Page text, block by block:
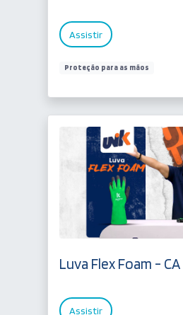
Assistir
Proteção para as mãos
Luva Flex Foam - CA
Assistir